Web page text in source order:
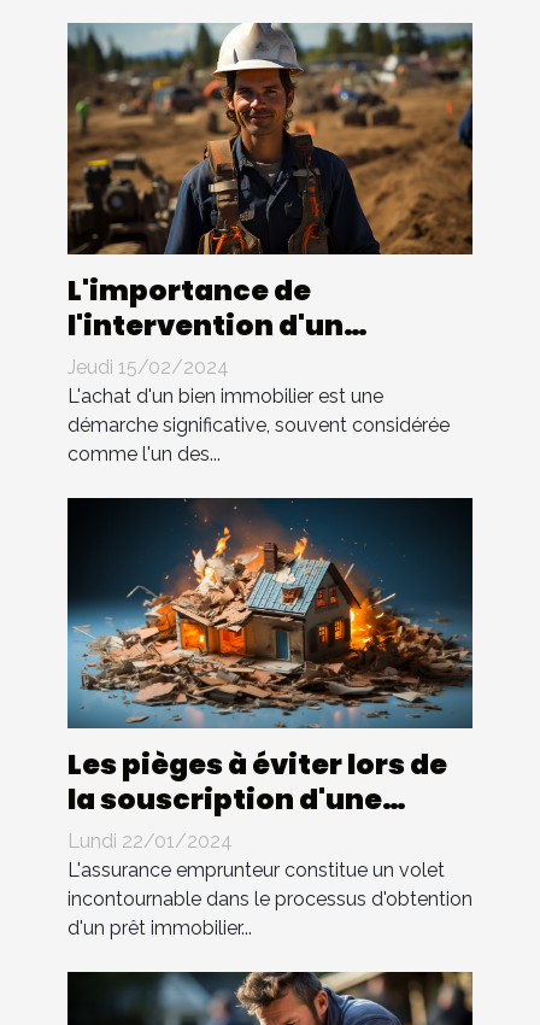
?
L'importance de
l'intervention d'un
géomètre-expert pour la
délimitation de propriété
avant un achat immobilier
Jeudi 15/02/2024
L'achat d'un bien immobilier est une
démarche significative, souvent considérée
comme l'un des...
Les pièges à éviter lors de
la souscription d'une
assurance emprunteur
Lundi 22/01/2024
L'assurance emprunteur constitue un volet
incontournable dans le processus d'obtention
d'un prêt immobilier...